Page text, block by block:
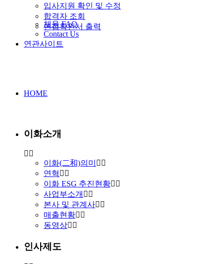
입사지원 확인 및 수정
합격자 조회
면접확인서 출력
채용 FAQ
Contact Us
연관사이트
HOME
이화소개
이화(二和)의미
연혁
이화 ESG 추진현황
사업부소개
본사 및 관계사
매출현황
동영상
인사제도